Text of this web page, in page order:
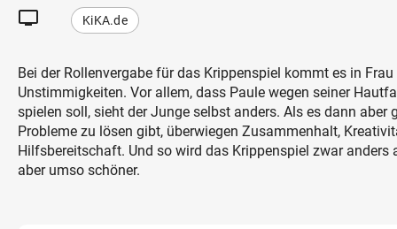
tv KiKA.de
Bei der Rollenvergabe für das Krippenspiel kommt es in
Unstimmigkeiten. Vor allem, dass Paule wegen seiner
spielen soll, sieht der Junge selbst anders. Als es dann aber
Probleme zu lösen gibt, überwiegen Zusammenhalt,
Hilfsbereitschaft. Und so wird das Krippenspiel zwar anders
aber umso schöner.